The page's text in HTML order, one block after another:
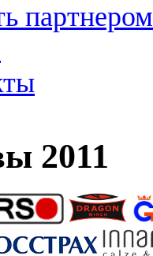
партнером
2011